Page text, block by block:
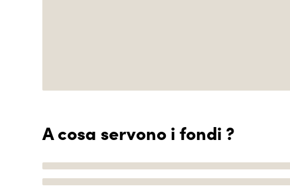
A cosa servono i fondi ?